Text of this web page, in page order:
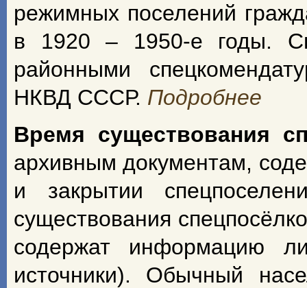
режимных поселений
в 1920 – 1950-е годы.
районными
НКВД СССР. Подробнее
Время существования
архивным документам,
и закрытии
существования
содержат информацию
источники). Обычный